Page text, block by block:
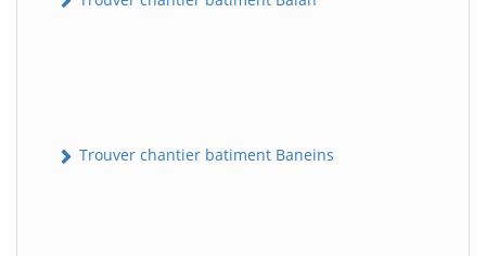
Trouver chantier batiment Baneins